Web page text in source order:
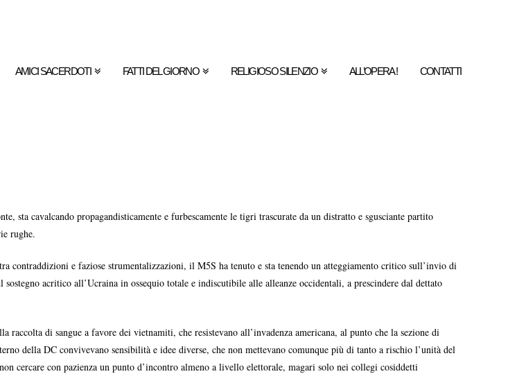
AMICI SACERDOTI FATTI DEL GIORNO RELIGIOSO SILENZIO ALL’OPERA ! CONTATTI
sta cavalcando propagandisticamente e furbescamente le tigri trascurate da un distratto e sgusciante partito
rughe.
e faziose strumentalizzazioni, il M5S ha tenuto e sta tenendo un atteggiamento critico sull’invio di
acritico all’Ucraina in ossequio totale e indiscutibile alle alleanze occidentali, a prescindere dal dettato
di sangue a favore dei vietnamiti, che resistevano all’invadenza americana, al punto che la sezione di
della DC convivevano sensibilità e idee diverse, che non mettevano comunque più di tanto a rischio l’unità del
cercare con pazienza un punto d’incontro almeno a livello elettorale, magari solo nei collegi cosiddetti